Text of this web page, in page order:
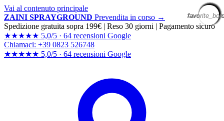
Vai al contenuto principale
ZAINI SPRAYGROUND Prevendita in corso →
Spedizione gratuita sopra 199€ | Reso 30 giorni | Pagamento sicuro
★★★★★ 5,0/5 · 64 recensioni Google
Chiamaci: +39 0823 526748
★★★★★ 5,0/5 · 64 recensioni Google